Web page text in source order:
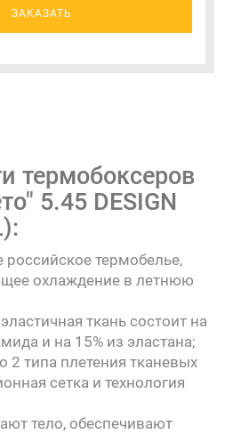
ЗАКАЗАТЬ
термобоксеров
5.45 DESIGN
российское термобелье,
охлаждение в летнюю
ткань состоит на
и на 15% из эластана;
2 типа плетения тканевых
сетка и технология
тело, обеспечивают